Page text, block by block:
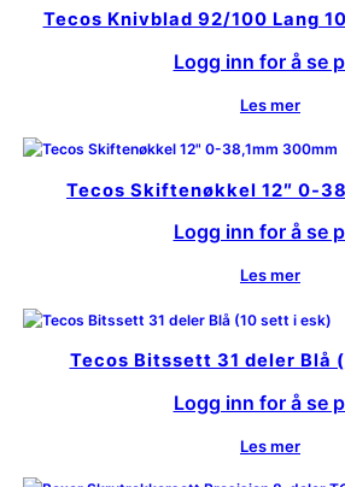
Tecos Knivblad 92/100 Lang
Logg inn for å se
Les mer
Tecos Skiftenøkkel 12″ 0-
Logg inn for å se
Les mer
Tecos Bitssett 31 deler Blå
Logg inn for å se
Les mer